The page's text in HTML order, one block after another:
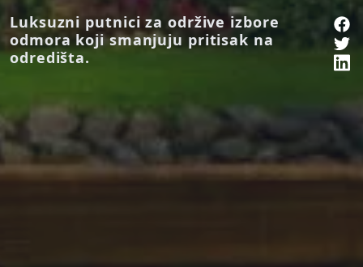
Luksuzni putnici za održive izbore
odmora koji smanjuju pritisak na
odredišta.